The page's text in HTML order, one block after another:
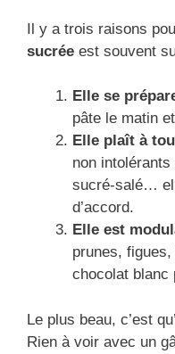
Il y a trois raisons
sucrée est souvent
Elle se
pâte le matin
Elle plaît à
non
sucré-salé…
d’accord.
Elle est
prunes,
chocolat blanc
Le plus beau, c’est
Rien à voir avec un